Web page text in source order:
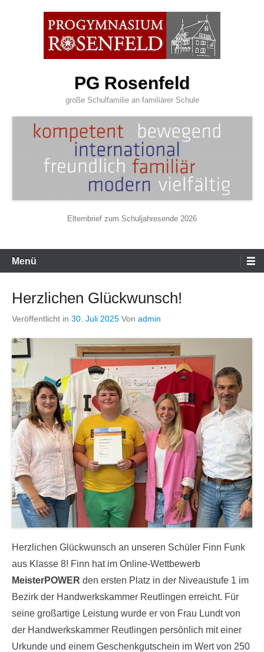
PG Rosenfeld
große Schulfamilie an familiärer Schule
Elternbrief zum Schuljahresende 2026
Primäres
Menü
Menü
Herzlichen Glückwunsch!
Veröffentlicht in 30. Juli 2025 Von admin
Herzlichen Glückwunsch an unseren Schüler Finn Funk
aus Klasse 8! Finn hat im Online-Wettbewerb
MeisterPOWER den ersten Platz in der Niveaustufe 1 im
Bezirk der Handwerkskammer Reutlingen erreicht. Für
seine großartige Leistung wurde er von Frau Lundt von
der Handwerkskammer Reutlingen persönlich mit einer
Urkunde und einem Geschenkgutschein im Wert von 250